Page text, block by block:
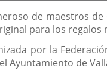
de maestros
para los regalos
por la
Ayuntamiento de